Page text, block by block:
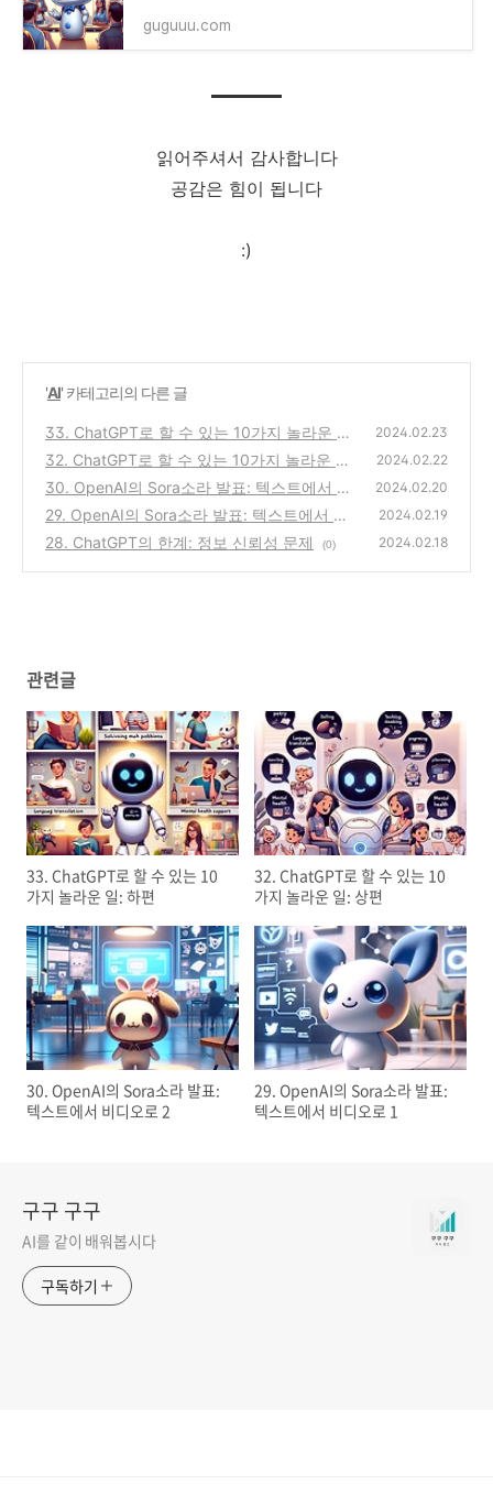
guguuu.com
읽어주셔서 감사합니다
공감은 힘이 됩니다
:)
'AI' 카테고리의 다른 글
33. ChatGPT로 할 수 있는 10가지 놀라운 일:
하편
(0)
2024.02.23
32. ChatGPT로 할 수 있는 10가지 놀라운 일:
상편
(0)
2024.02.22
30. OpenAI의 Sora소라 발표: 텍스트에서 비
디오로 2
(0)
2024.02.20
29. OpenAI의 Sora소라 발표: 텍스트에서 비
디오로 1
(0)
2024.02.19
28. ChatGPT의 한계: 정보 신뢰성 문제 (0) 2024.02.18
관련글
33. ChatGPT로 할 수 있는 10
가지 놀라운 일: 하편
32. ChatGPT로 할 수 있는 10
가지 놀라운 일: 상편
30. OpenAI의 Sora소라 발표:
텍스트에서 비디오로 2
29. OpenAI의 Sora소라 발표:
텍스트에서 비디오로 1
구구 구구
AI를 같이 배워봅시다
구독하기